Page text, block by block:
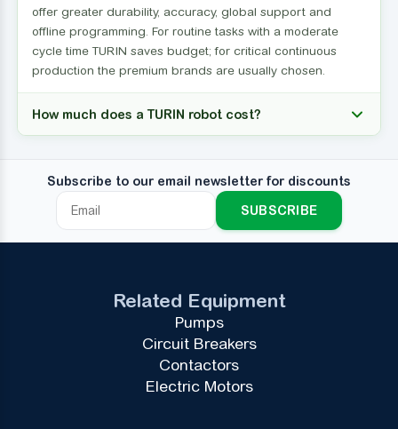
offer greater durability, accuracy, global support and
offline programming. For routine tasks with a moderate
cycle time TURIN saves budget; for critical continuous
production the premium brands are usually chosen.
How much does a TURIN robot cost?
Subscribe to our email newsletter for discounts
SUBSCRIBE
Related Equipment
Pumps
Circuit Breakers
Contactors
Electric Motors